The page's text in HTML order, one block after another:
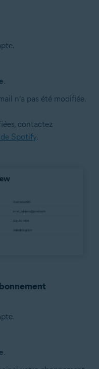
.
n’a pas été modifiée.
contactez
de Spotify.
.